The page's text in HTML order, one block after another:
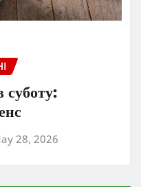
суботу:
28, 2026